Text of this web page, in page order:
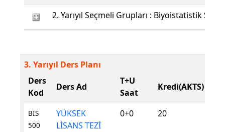
2. Yarıyıl Seçmeli Grupları : Biyoistatistik
3. Yarıyıl Ders Planı
Ders
Kod
Ders Ad
T+U
Saat
Kredi(AKTS)
BIS
500
YÜKSEK
LİSANS TEZİ
0+0 20